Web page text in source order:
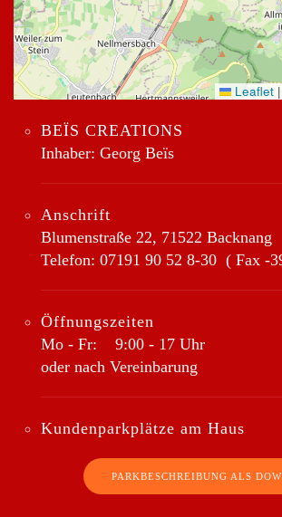
Leaflet |
BEÏS CREATIONS
Inhaber: Georg Beïs
Anschrift
Blumenstraße 22, 71522 Backnang
Telefon: 07191 90 52 8-30 ( Fax -
Öffnungszeiten
Mo - Fr: 9:00 - 17 Uhr
oder nach Vereinbarung
Kundenparkplätze am Haus
PARKBESCHREIBUNG ALS